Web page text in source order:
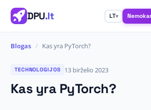
DPU.lt LT▾
Blogas / Kas yra PyTorch?
TECHNOLOGIJOS 13 birželio 2023
Kas yra PyTorch?